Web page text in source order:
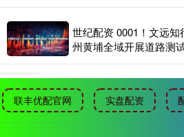
世纪配资 0001！文远
州黄埔全域开展道路测
联丰优配官网 实盘配资